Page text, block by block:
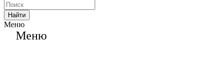
Найти
Меню
Меню